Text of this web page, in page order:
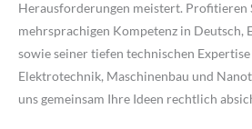
Herausforderungen meistert. Profitieren
mehrsprachigen Kompetenz in Deutsch,
sowie seiner tiefen technischen
Elektrotechnik, Maschinenbau und
uns gemeinsam Ihre Ideen rechtlich